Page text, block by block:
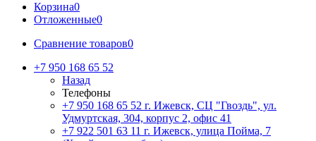
Корзина0
Отложенные0
Сравнение товаров0
+7 950 168 65 52
Назад
Телефоны
+7 950 168 65 52 г. Ижевск, СЦ "Гвоздь", ул.
Удмуртская, 304, корпус 2, офис 41
+7 922 501 63 11 г. Ижевск, улица Пойма, 7